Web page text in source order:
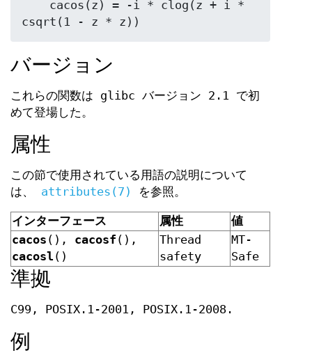
csqrt(1 - z * z))
バージョン
これらの関数は glibc バージョン 2.1 で初
めて登場した。
属性
この節で使用されている用語の説明について
は、 attributes(7) を参照。
インターフェース 属性
値
cacos (), cacosf (),
cacosl ()
Thread
safety
MT-
Safe
準拠
C99, POSIX.1-2001, POSIX.1-2008.
例